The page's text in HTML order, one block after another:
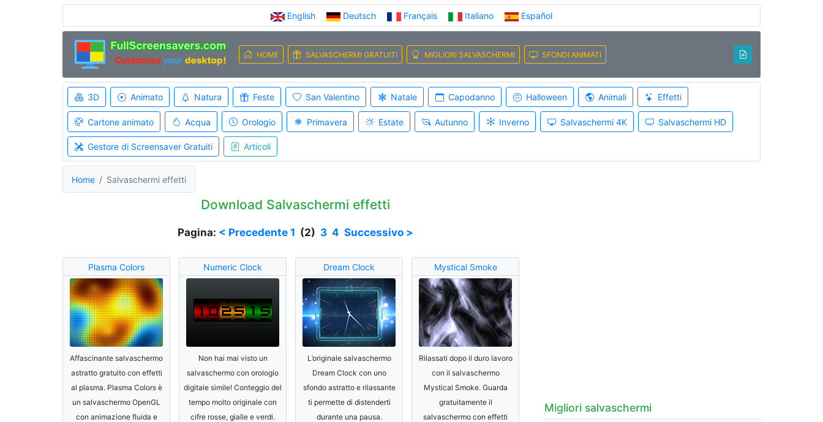
English Deutsch Français Italiano Español
HOME SALVASCHERMI GRATUITI MIGLIORI SALVASCHERMI SFONDI ANIMATI
3D Animato Natura Feste San Valentino Natale Capodanno Halloween Animali Effetti
Cartone animato Acqua Orologio Primavera Estate Autunno Inverno Salvaschermi 4K Salvaschermi HD
Gestore di Screensaver Gratuiti Articoli
Home Salvaschermi effetti
Download Salvaschermi effetti
Pagina: < Precedente 1 (2) 3 4 Successivo >
Plasma Colors
Affascinante salvaschermo
astratto gratuito con effetti
al plasma. Plasma Colors è
un salvaschermo OpenGL
con animazione fluida e
Numeric Clock
Non hai mai visto un
salvaschermo con orologio
digitale simile! Conteggio del
tempo molto originale con
cifre rosse, gialle e verdi.
Dream Clock
L’originale salvaschermo
Dream Clock con uno
sfondo astratto e rilassante
ti permette di distenderti
durante una pausa.
Mystical Smoke
Rilassati dopo il duro lavoro
con il salvaschermo
Mystical Smoke. Guarda
gratuitamente il
salvaschermo con effetti
Migliori salvaschermi